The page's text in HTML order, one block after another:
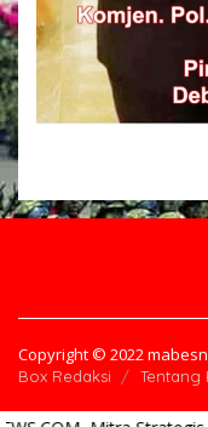
Copyright © 2022
Box Redaksi
Tentang